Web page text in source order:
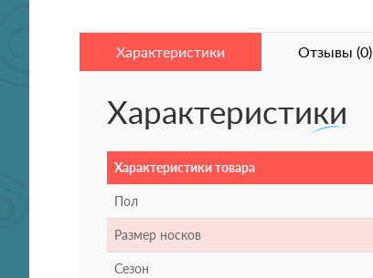
Характеристики Отзывы (0)
Характеристики
Характеристики товара
Пол
Размер носков
Сезон